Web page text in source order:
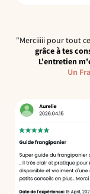
"Merciiiii pour tout
grâce à tes
L'entretien
Un